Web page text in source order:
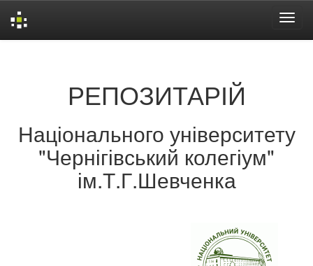
РЕПОЗИТАРІЙ
Національного університету
"Чернігівський колегіум"
ім.Т.Г.Шевченка